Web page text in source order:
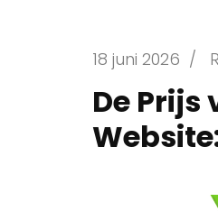
18 juni 2026 /
De Prijs